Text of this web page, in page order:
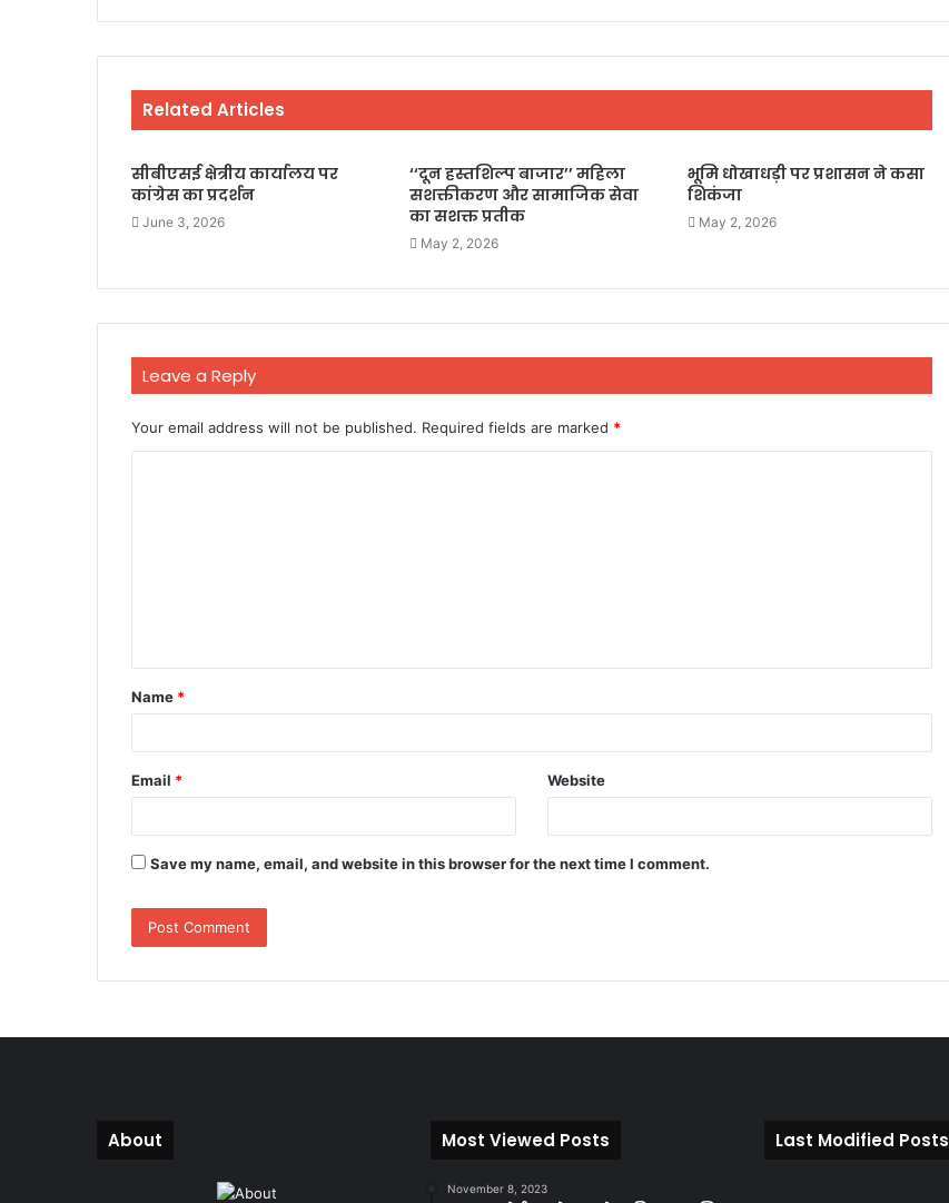
Related Articles
सीबीएसई क्षेत्रीय कार्यालय पर
कांग्रेस का प्रदर्शन
June 3, 2026
‘‘दून हस्तशिल्प बाजार’’ महिला
सशक्तीकरण और सामाजिक सेवा
का सशक्त प्रतीक
May 2, 2026
भूमि धोखाधड़ी पर प्रशासन ने कसा
शिकंजा
May 2, 2026
Leave a Reply
Your email address will not be published. Required fields are marked *
t
*
Name *
Email * Website
Save my name, email, and website in this browser for the next time I comment.
About Most Viewed Posts
November 8, 2023
Last Modified Posts